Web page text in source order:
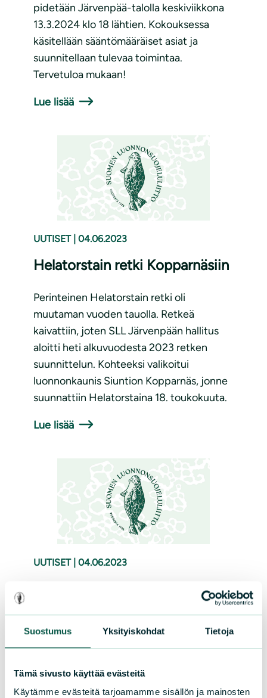
Suostumus Yksityiskohdat Tietoja
Tämä sivusto käyttää evästeitä
Käytämme evästeitä tarjoamamme sisällön ja mainosten
pidetään Järvenpää-talolla keskiviikkona
13.3.2024 klo 18 lähtien. Kokouksessa
käsitellään sääntömääräiset asiat ja
suunnitellaan tulevaa toimintaa.
Tervetuloa mukaan!
Lue lisää
UUTISET 04.06.2023
Helatorstain retki Kopparnäsiin
Perinteinen Helatorstain retki oli
muutaman vuoden tauolla. Retkeä
kaivattiin, joten SLL Järvenpään hallitus
aloitti heti alkuvuodesta 2023 retken
suunnittelun. Kohteeksi valikoitui
luonnonkaunis Siuntion Kopparnäs, jonne
suunnattiin Helatorstaina 18. toukokuuta.
Lue lisää
UUTISET 04.06.2023
yhteiskoulun oppilaalle stipendi
SLL Järvenpää jakoi muutaman vuoden
muistostipendin Järvenpään Yhteiskoulun
oppilaille. Yhteiskoulun biologian opettaja